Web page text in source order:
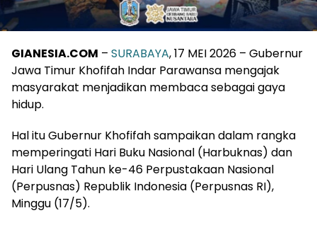
GIANESIA.COM – SURABAYA, 17 MEI 2026 – Gubernur
Jawa Timur Khofifah Indar Parawansa mengajak
masyarakat menjadikan membaca sebagai gaya
hidup.
Hal itu Gubernur Khofifah sampaikan dalam rangka
memperingati Hari Buku Nasional (Harbuknas) dan
Hari Ulang Tahun ke-46 Perpustakaan Nasional
(Perpusnas) Republik Indonesia (Perpusnas RI),
Minggu (17/5).